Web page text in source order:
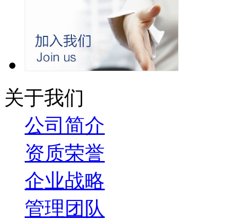
关于我们
公司简介
资质荣誉
企业战略
管理团队